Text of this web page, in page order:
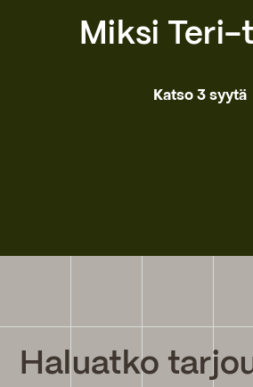
Miksi Teri-
Katso 3 syytä
Haluatko